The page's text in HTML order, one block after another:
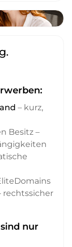
– kurz,
Besitz –
rechtssicher
nur